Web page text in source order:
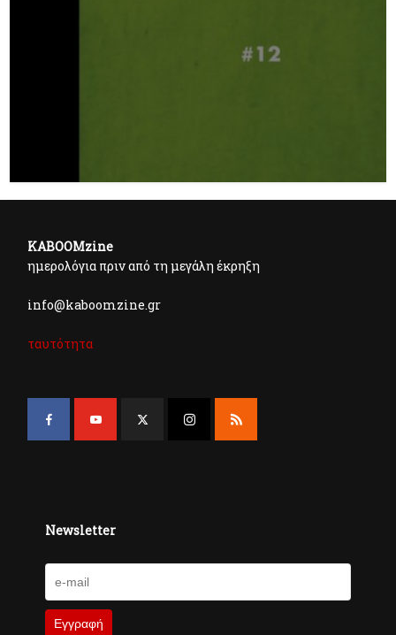
KABOOMzine
ημερολόγια πριν από τη μεγάλη έκρηξη
info@kaboomzine.gr
ταυτότητα
Newsletter